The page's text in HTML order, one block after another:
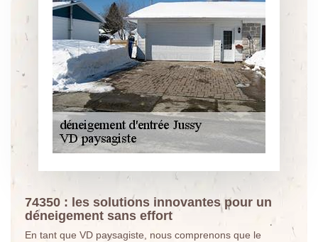
74350 : les solutions innovantes pour un
déneigement sans effort
En tant que VD paysagiste, nous comprenons que le